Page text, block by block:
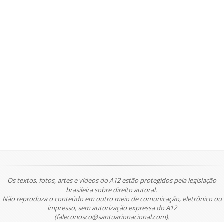
Os textos, fotos, artes e vídeos do A12 estão protegidos pela legislação
brasileira sobre direito autoral.
Não reproduza o conteúdo em outro meio de comunicação, eletrônico ou
impresso, sem autorização expressa do A12
(faleconosco@santuarionacional.com).